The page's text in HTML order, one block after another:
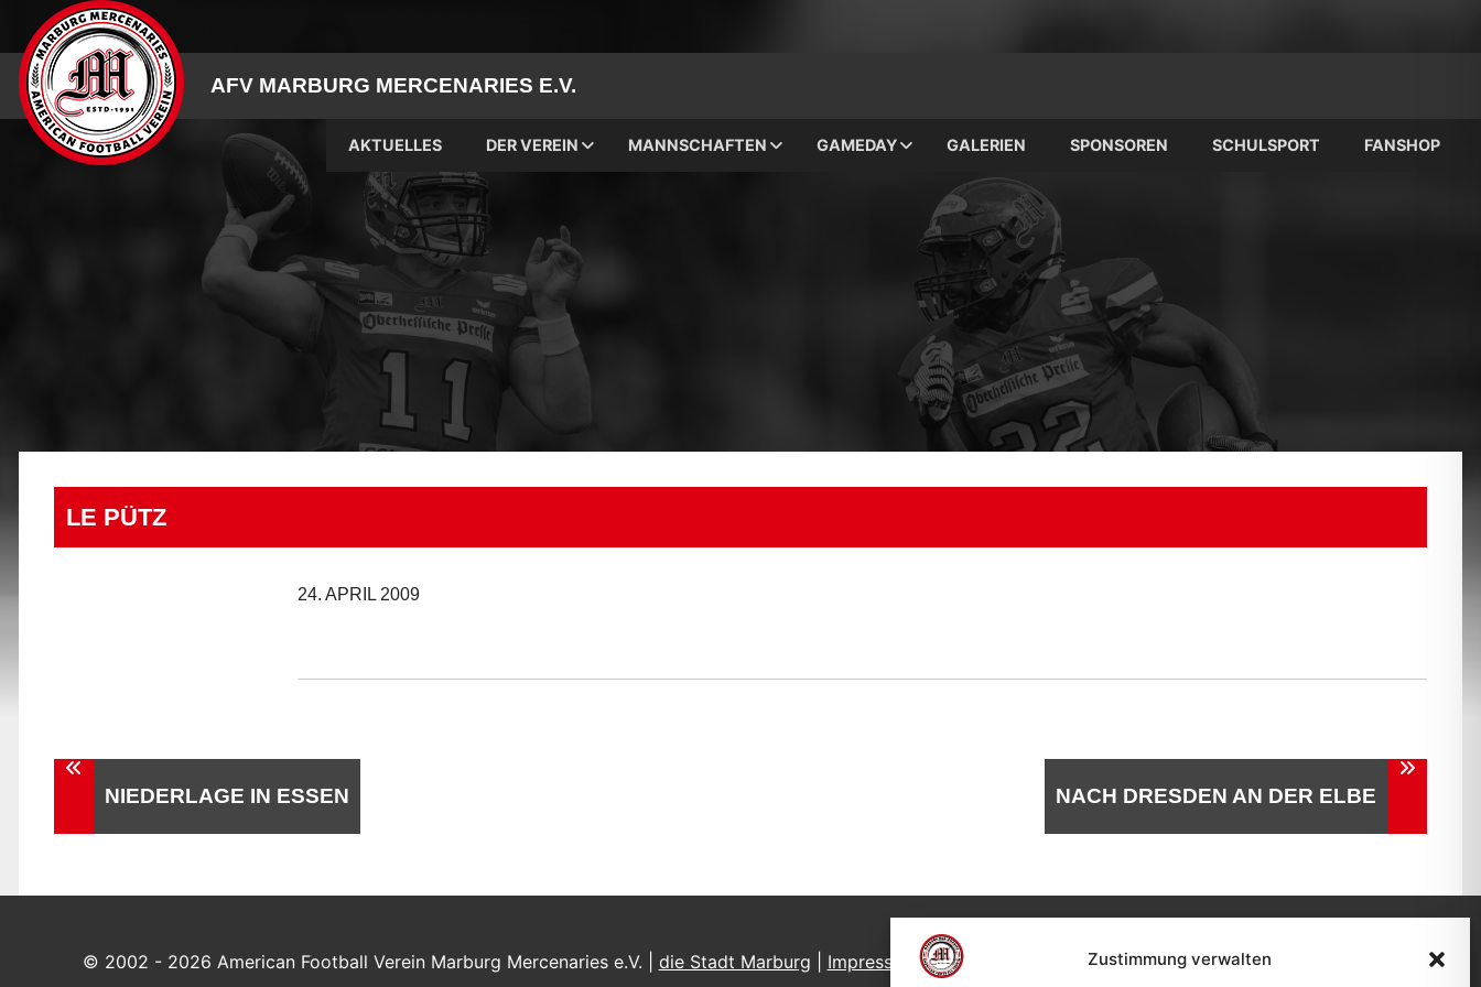
Zustimmung verwalten
content
AFV MARBURG MERCENARIES E.V.
AKTUELLES DER VEREIN MANNSCHAFTEN GAMEDAY GALERIEN SPONSOREN SCHULSPORT FANSHOP
LE PÜTZ
24. APRIL 2009
Beitragsnavigation
NIEDERLAGE IN ESSEN NACH DRESDEN AN DER ELBE
© 2002 - 2026 American Football Verein Marburg Mercenaries e.V. | die Stadt Marburg Impressum |Datenschutzerklärung|Cookie-Richtlinie (EU)